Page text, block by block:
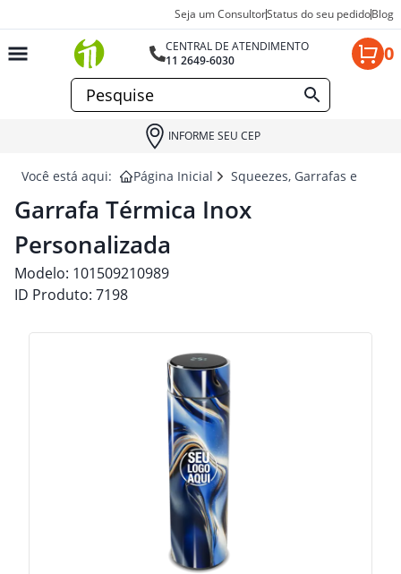
Seja um ConsultorStatus do seu pedidoBlog
CENTRAL DE ATENDIMENTO
11 2649-6030
0
INFORME SEU CEP
Você está aqui: Página Inicial Squeezes, Garrafas e
Garrafa Térmica Inox
Personalizada
Modelo: 101509210989
ID Produto: 7198